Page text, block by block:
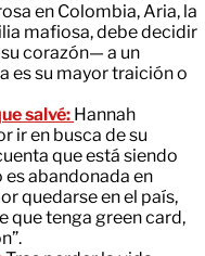
en Colombia, Aria, la
mafiosa, debe decidir
corazón— a un
es su mayor traición o
salvé: Hannah
ir en busca de su
que está siendo
abandonada en
quedarse en el país,
que tenga green card,